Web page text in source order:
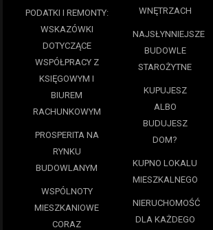
PODATKI I REMONTY:
WSKAZÓWKI
DOTYCZĄCE
WSPÓŁPRACY Z
KSIĘGOWYM I
BIUREM
RACHUNKOWYM
PROSPERITA NA
RYNKU
BUDOWLANYM
WSPÓLNOTY
MIESZKANIOWE
CORAZ
WNĘTRZACH
NAJSŁYNNIEJSZE
BUDOWLE
STAROŻYTNE
KUPUJESZ
ALBO
BUDUJESZ
DOM?
KUPNO LOKALU
MIESZKALNEGO
NIERUCHOMOŚĆ
DLA KAŻDEGO